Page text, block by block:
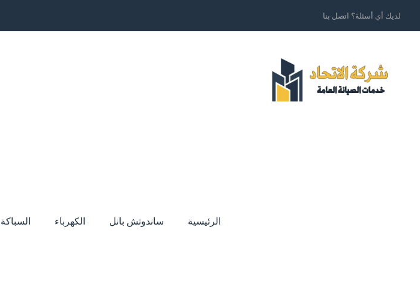
لديك أي أسئلة؟ اتصل بنا
الرئيسية ساندوتش بانل الكهرباء السباكة